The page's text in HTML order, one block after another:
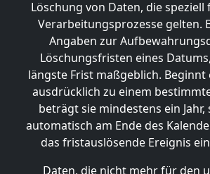
Löschung von Daten, die
Verarbeitungsprozesse gelten.
Angaben zur
Löschungsfristen eines
längste Frist maßgeblich. Beginnt
ausdrücklich zu einem
beträgt sie mindestens ein
automatisch am Ende des
das fristauslösende Ereignis
Daten, die nicht mehr für den